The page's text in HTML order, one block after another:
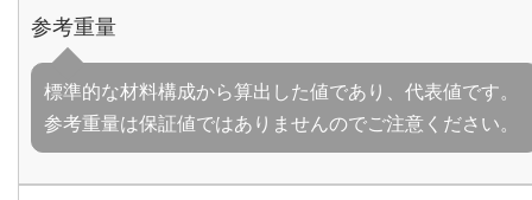
参考重量
標準的な材料構成から算出した値であり、代表値です。
参考重量は保証値ではありませんのでご注意ください。